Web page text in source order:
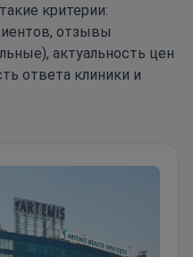
критерии:
отзывы
актуальность цен
ответа клиники и